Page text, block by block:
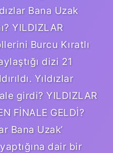
Bana Uzak
YILDIZLAR
Burcu Kıratlı
dizi 21
Yıldızlar
girdi? YILDIZLAR
FİNALE GELDİ?
Bana Uzak’
dair bir